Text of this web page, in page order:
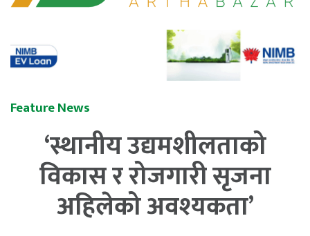
Feature News
‘स्थानीय उद्यमशीलताको
विकास र रोजगारी सृजना
अहिलेको अवश्यकता’